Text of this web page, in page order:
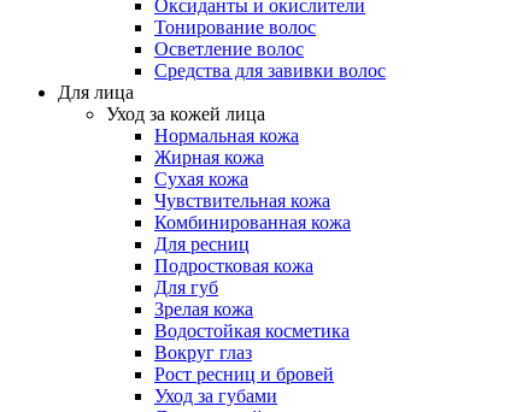
Оксиданты и окислители
Тонирование волос
Осветление волос
Средства для завивки волос
Для лица
Уход за кожей лица
Нормальная кожа
Жирная кожа
Сухая кожа
Чувствительная кожа
Комбинированная кожа
Для ресниц
Подростковая кожа
Для губ
Зрелая кожа
Водостойкая косметика
Вокруг глаз
Рост ресниц и бровей
Уход за губами